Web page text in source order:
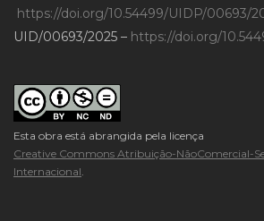
https://doi.org/10.54499/UIDP/00693/
UID/00693/2025 – https://doi.org/
Esta obra está abrangida pela licença
Creative Commons Atribuição-NãoComercial-
Internacional